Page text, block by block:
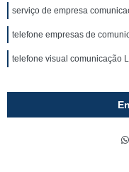
serviço de empresa
telefone empresas de
telefone visual comunicação